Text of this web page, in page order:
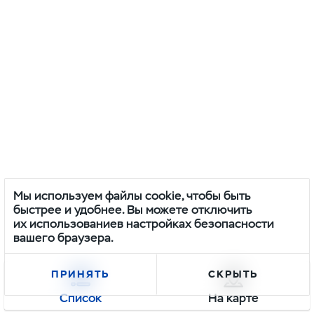
Список На карте
Мы используем файлы cookie, чтобы быть
быстрее и удобнее. Вы можете отключить
их использованиев настройках безопасности
вашего браузера.
ПРИНЯТЬ СКРЫТЬ